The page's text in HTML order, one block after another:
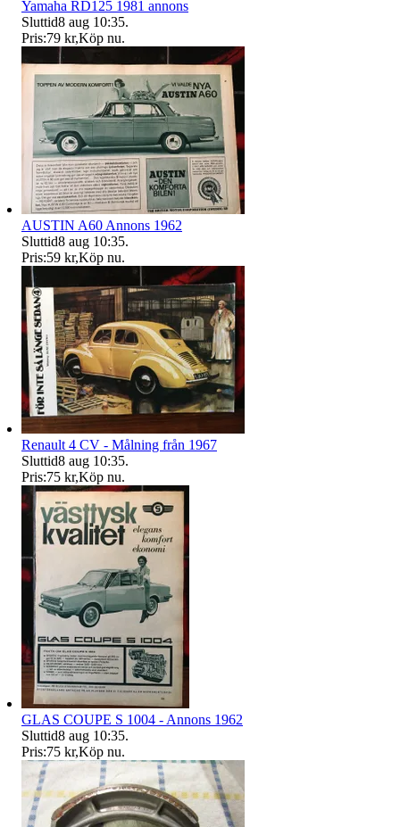
Yamaha RD125 1981 annons
Sluttid8 aug 10:35.
Pris:79 kr,Köp nu.
AUSTIN A60 Annons 1962
Sluttid8 aug 10:35.
Pris:59 kr,Köp nu.
Renault 4 CV - Målning från 1967
Sluttid8 aug 10:35.
Pris:75 kr,Köp nu.
GLAS COUPE S 1004 - Annons 1962
Sluttid8 aug 10:35.
Pris:75 kr,Köp nu.